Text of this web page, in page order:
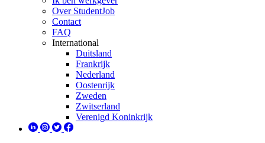
Over StudentJob
Contact
FAQ
International
Duitsland
Frankrijk
Nederland
Oostenrijk
Zweden
Zwitserland
Verenigd Koninkrijk